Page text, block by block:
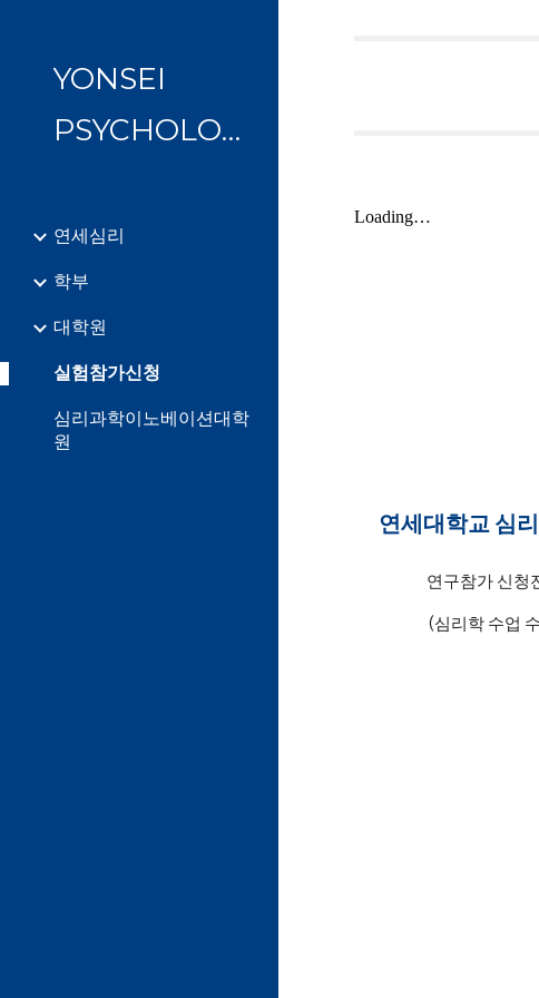
YONSEI
PSYCHOLOGY
연세심리
학부
대학원
실험참가신청
심리과학이노베이션대학
원
연세대학교 심
연구참가 신청
(심리학 수업